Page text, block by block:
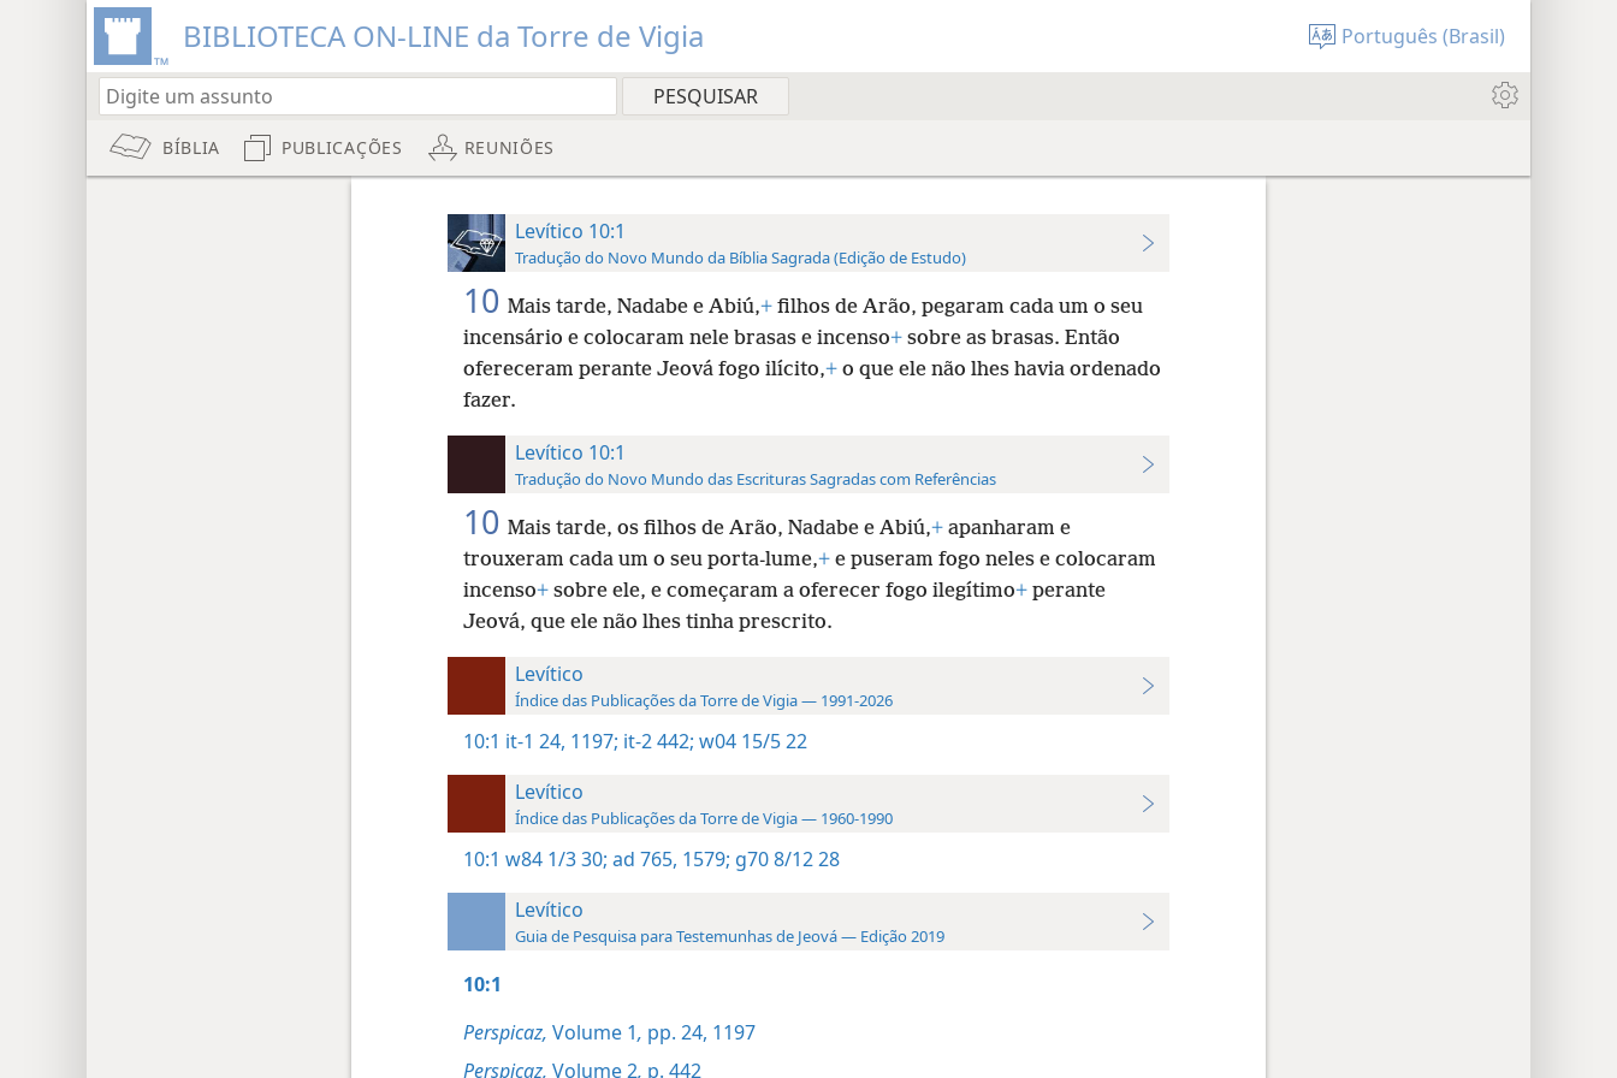
BIBLIOTECA ON-LINE da Torre de Vigia Português (Brasil)
BÍBLIA PUBLICAÇÕES REUNIÕES
Levítico 10:1
Tradução do Novo Mundo da Bíblia Sagrada (Edição de Estudo)
10 Mais tarde, Nadabe e Abiú,+filhos de Arão, pegaram cada um o seu
incensário e colocaram nele brasas e incenso+sobre as brasas. Então
ofereceram perante Jeová fogo ilícito,+o que ele não lhes havia ordenado
fazer.
Levítico 10:1
Tradução do Novo Mundo das Escrituras Sagradas com Referências
10 Mais tarde, os filhos de Arão, Nadabe e Abiú,+apanharam e
trouxeram cada um o seu porta-lume,+e puseram fogo neles e colocaram
incenso+sobre ele, e começaram a oferecer fogo ilegítimo+perante
Jeová, que ele não lhes tinha prescrito.
Levítico
Índice das Publicações da Torre de Vigia — 1991-2026
10:1 it-1 24, 1197; it-2 442; w04 15/5 22
Levítico
Índice das Publicações da Torre de Vigia — 1960-1990
10:1 w84 1/3 30; ad 765, 1579; g70 8/12 28
Levítico
Guia de Pesquisa para Testemunhas de Jeová — Edição 2019
10:1
Perspicaz, Volume 1, pp. 24, 1197
Perspicaz, Volume 2, p. 442